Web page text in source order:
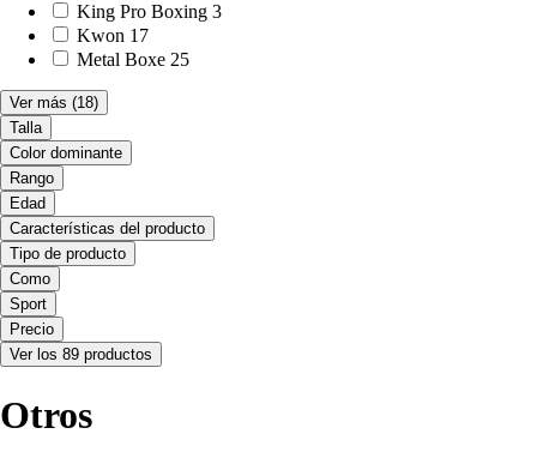
King Pro Boxing 3
Kwon 17
Metal Boxe 25
Ver más (18)
Talla
Color dominante
Rango
Edad
Características del producto
Tipo de producto
Como
Sport
Precio
Ver los 89 productos
Otros